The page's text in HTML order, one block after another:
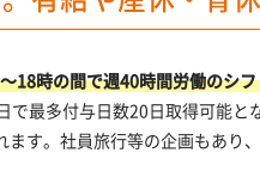
18時の間で週40時間労働のシ
で最多付与日数20日取得可能
ます。社員旅行等の企画もあり、